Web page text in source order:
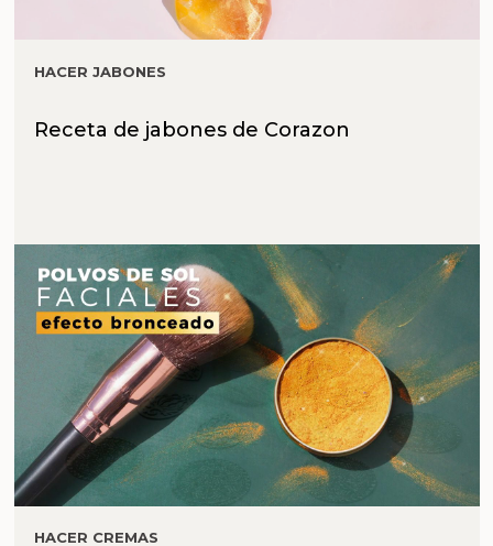
HACER JABONES
Receta de jabones de Corazon
HACER CREMAS